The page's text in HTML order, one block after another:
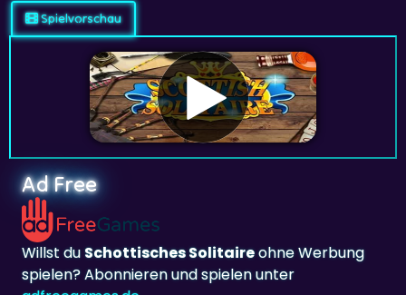
Ad Free
Willst duSchottisches Solitaire
spielen? Abonnieren und spielen unter
adfreegames.de.